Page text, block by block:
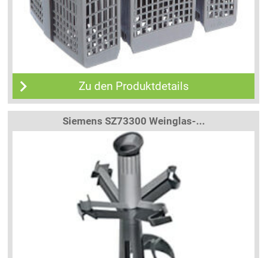
Zu den Produktdetails
Siemens SZ73300 Weinglas-...